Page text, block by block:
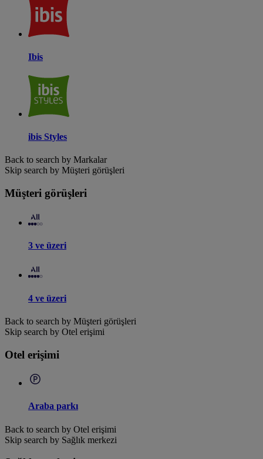
Ibis
ibis Styles
Back to search by Markalar
Skip search by Müşteri görüşleri
Müşteri görüşleri
3 ve üzeri
4 ve üzeri
Back to search by Müşteri görüşleri
Skip search by Otel erişimi
Otel erişimi
Araba parkı
Back to search by Otel erişimi
Skip search by Sağlık merkezi